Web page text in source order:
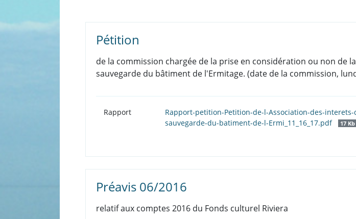
Pétition
de la commission chargée de la prise en considération ou non de
sauvegarde du bâtiment de l'Ermitage. (date de la commission,
Rapport
Rapport-petition-Petition-de-l-Association-des-
sauvegarde-du-batiment-de-l-Ermi_11_16_17.pdf
17 Kb
Préavis 06/2016
relatif aux comptes 2016 du Fonds culturel Riviera